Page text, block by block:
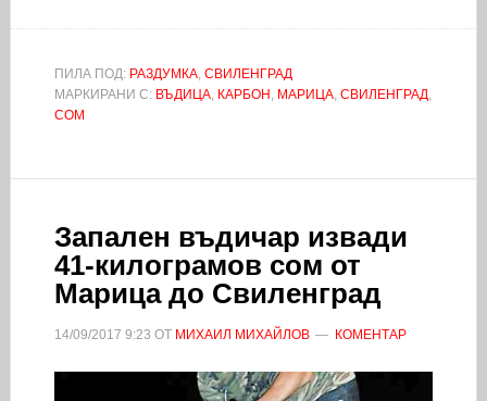
ПИЛА ПОД: РАЗДУМКА, СВИЛЕНГРАД
МАРКИРАНИ С: ВЪДИЦА, КАРБОН , МАРИЦА, СВИЛЕНГРАД,
СОМ
Запален въдичар извади
41-килограмов сом от
Марица до Свиленград
14/09/2017 9:23 ОТ МИХАИЛ МИХАЙЛОВ КОМЕНТАР